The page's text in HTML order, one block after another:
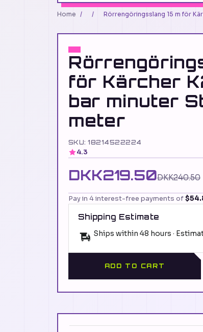
Home / / Rörrengöringsslang 15 m för
för Kärcher
bar minuter
meter
SKU: 18214522224
4.3
DKK219.50DKK240.50
Pay in 4 interest-free payments of
Shipping Estimate
Ships within 48 hours ·
ADD TO CART